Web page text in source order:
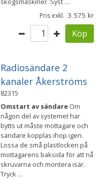
Pris exkl. 3 575
Köp
Radiosändare 2
kanaler Åkerströms
82315
Omstart av sändare Om
någon del av systemet har
bytts ut måste mottagare och
sändare kopplas ihop igen.
Lossa de små plastlocken på
mottagarens baksida för att nå
skruvarna och montera isär.
Tryck …